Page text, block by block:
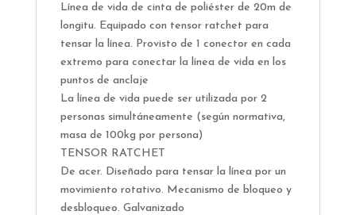
Línea de vida de cinta de poliéster de 20m de
longitu. Equipado con tensor ratchet para
tensar la línea. Provisto de 1 conector en cada
extremo para conectar la línea de vida en los
puntos de anclaje
La línea de vida puede ser utilizada por 2
personas simultáneamente (según normativa,
masa de 100kg por persona)
TENSOR RATCHET
De acer. Diseñado para tensar la línea por un
movimiento rotativo. Mecanismo de bloqueo y
desbloqueo. Galvanizado